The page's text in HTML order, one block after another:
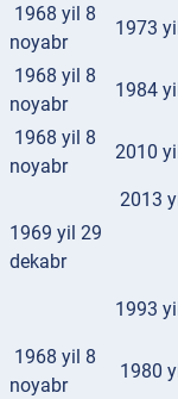
1968 yil 8
noyabr
1973
1968 yil 8
noyabr
1984
1968 yil 8
noyabr
2010
2013
1969 yil 29
dekabr
1993
1968 yil 8
noyabr
1980